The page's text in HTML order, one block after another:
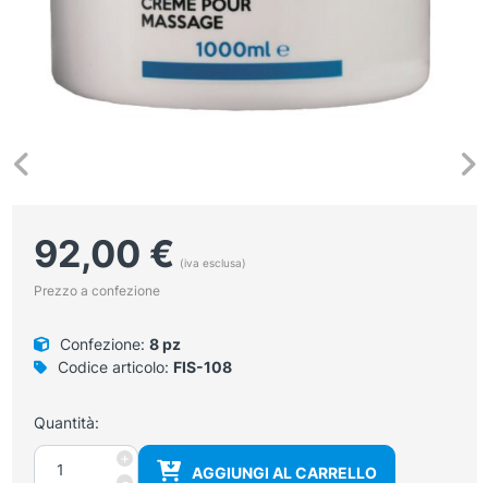
92,00 € (iva esclusa)
Prezzo a confezione
Confezione: 8 pz
Codice articolo: FIS-108
Quantità:
Crema
neutra
+
AGGIUNGI AL CARRELLO